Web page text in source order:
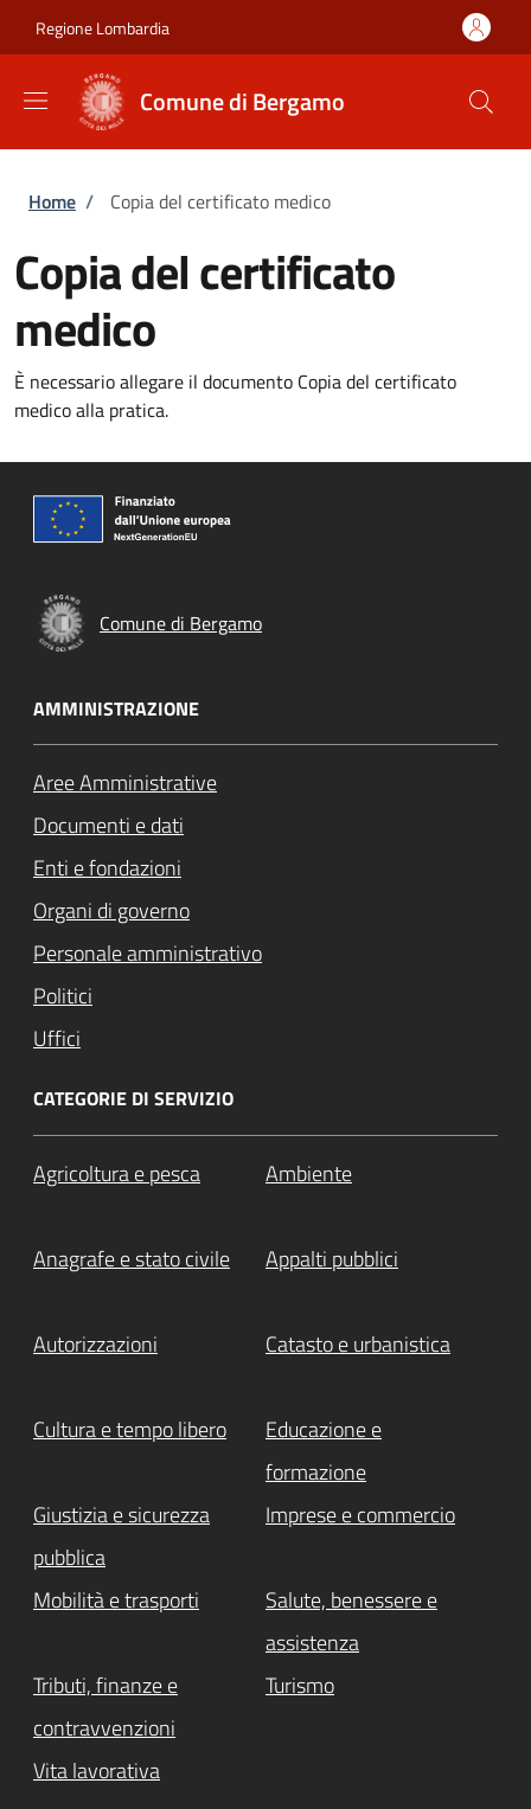
Regione Lombardia
Comune di Bergamo
Briciole di pane
Home / Copia del certificato medico
Copia del certificato
medico
È necessario allegare il documento Copia del certificato
medico alla pratica.
Comune di Bergamo
AMMINISTRAZIONE
Aree Amministrative
Documenti e dati
Enti e fondazioni
Organi di governo
Personale amministrativo
Politici
Uffici
CATEGORIE DI SERVIZIO
Agricoltura e pesca Ambiente
Anagrafe e stato civile Appalti pubblici
Autorizzazioni Catasto e urbanistica
Cultura e tempo libero
Educazione e
formazione
Giustizia e sicurezza
pubblica
Imprese e commercio
Mobilità e trasporti
Salute, benessere e
assistenza
Tributi, finanze e
contravvenzioni
Turismo
Vita lavorativa